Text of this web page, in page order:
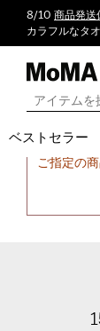
8/10 商品発送
カラフルなタ
ベストセラー
ご指定の